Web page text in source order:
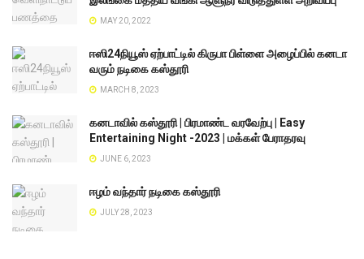
MAY 20, 2022
ஈஸி24நியூஸ் ஏற்பாட்டில் கிருபா பிள்ளை அழைப்பில் கனடா
வரும் நடிகை கஸ்தூரி
MARCH 8, 2023
கனடாவில் கஸ்தூரி | பிரமாண்ட வரவேற்பு | Easy
Entertaining Night -2023 | மக்கள் பேராதரவு
JUNE 6, 2023
ஈழம் வந்தார் நடிகை கஸ்தூரி
JULY 28, 2023